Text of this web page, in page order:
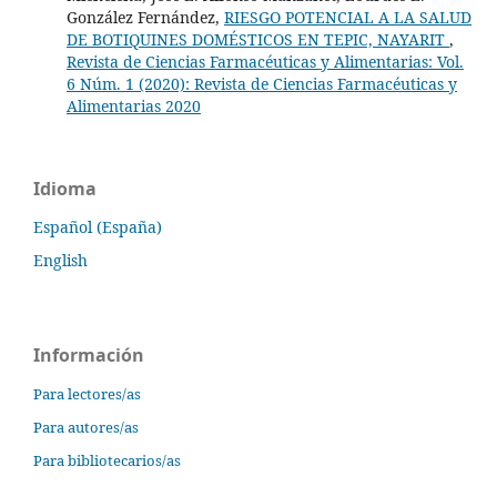
González Fernández, RIESGO POTENCIAL A LA SALUD
DE BOTIQUINES DOMÉSTICOS EN TEPIC, NAYARIT ,
Revista de Ciencias Farmacéuticas y Alimentarias: Vol.
6 Núm. 1 (2020): Revista de Ciencias Farmacéuticas y
Alimentarias 2020
Idioma
Español (España)
English
Información
Para lectores/as
Para autores/as
Para bibliotecarios/as